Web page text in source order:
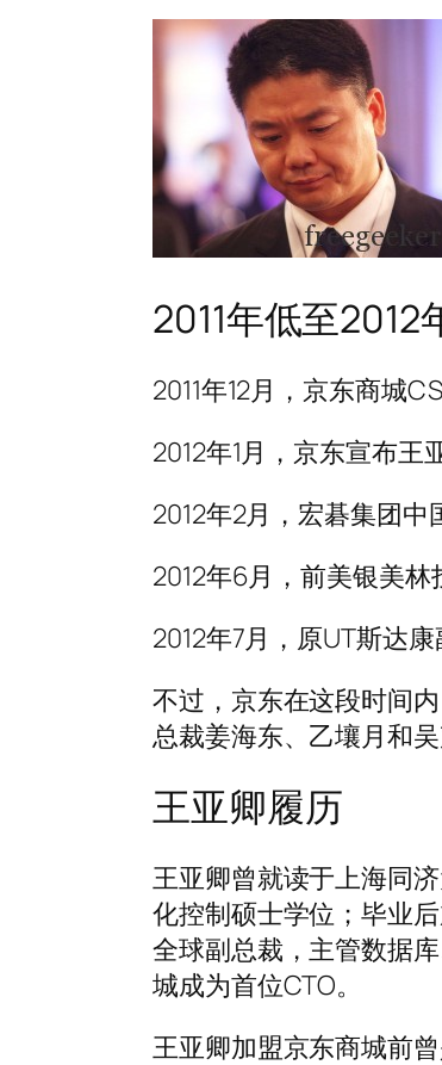
2011年低至
2011年12月，京东商城
2012年1月，京东宣布王
2012年2月，宏碁集团中
2012年6月，前美银美林
2012年7月，原UT斯达
不过，京东在这段时间
总裁姜海东、乙壤月和
王亚卿履历
王亚卿曾就读于上海同
化控制硕士学位；毕业
全球副总裁，主管数据
城成为首位CTO。
王亚卿加盟京东商城前